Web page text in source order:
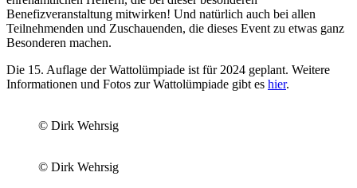
Benefizveranstaltung mitwirken! Und natürlich auch bei allen
Teilnehmenden und Zuschauenden, die dieses Event zu etwas ganz
Besonderen machen.
Die 15. Auflage der Wattolümpiade ist für 2024 geplant. Weitere
Informationen und Fotos zur Wattolümpiade gibt es hier.
© Dirk Wehrsig
© Dirk Wehrsig